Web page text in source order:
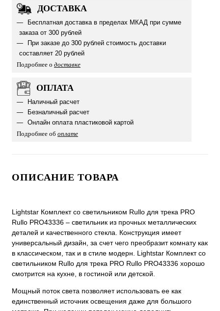
ДОСТАВКА
Бесплатная доставка в пределах МКАД при сумме
заказа от 300 рублей
При заказе до 300 рублей стоимость доставки
составляет 20 рублей
Подробнее о доставке
ОПЛАТА
Наличный расчет
Безналичный расчет
Онлайн оплата пластиковой картой
Подробнее об оплате
ОПИСАНИЕ ТОВАРА
Lightstar Комплект со светильником Rullo для трека PRO
Rullo PRO43336 – светильник из прочных металлических
деталей и качественного стекла. Конструкция имеет
универсальный дизайн, за счет чего преобразит комнату как
в классическом, так и в стиле модерн. Lightstar Комплект со
светильником Rullo для трека PRO Rullo PRO43336 хорошо
смотрится на кухне, в гостиной или детской.
Мощный поток света позволяет использовать ее как
единственный источник освещения даже для большого